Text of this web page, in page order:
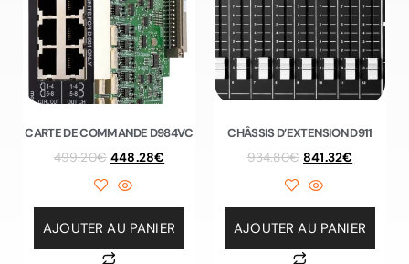
CARTE DE COMMANDE D984VC
499.20€ 448.28€
AJOUTER AU PANIER
CHÂSSIS D’EXTENSION D911
934.80€ 841.32€
AJOUTER AU PANIER